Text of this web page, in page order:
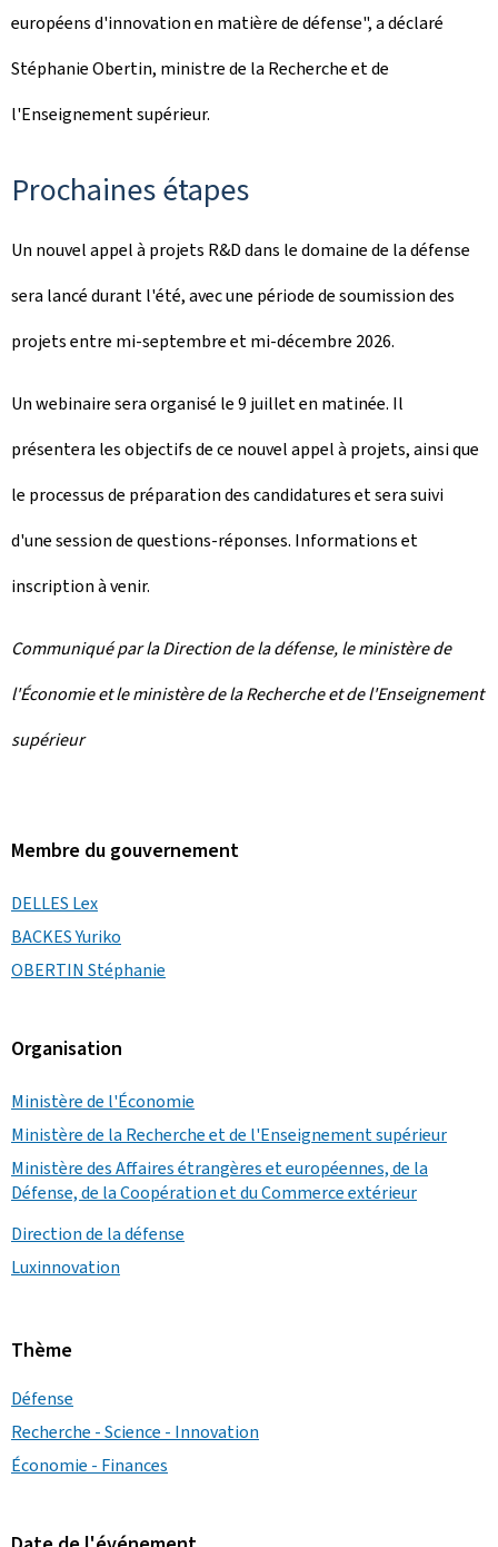
européens d'innovation en matière de défense", a déclaré
Stéphanie Obertin, ministre de la Recherche et de
l'Enseignement supérieur.
Prochaines étapes
Un nouvel appel à projets R&D dans le domaine de la défense
sera lancé durant l'été, avec une période de soumission des
projets entre mi-septembre et mi-décembre 2026.
Un webinaire sera organisé le 9 juillet en matinée. Il
présentera les objectifs de ce nouvel appel à projets, ainsi que
le processus de préparation des candidatures et sera suivi
d'une session de questions-réponses. Informations et
inscription à venir.
Communiqué par la Direction de la défense, le ministère de
l'Économie et le ministère de la Recherche et de l'Enseignement
supérieur
Membre du gouvernement
DELLES Lex
BACKES Yuriko
OBERTIN Stéphanie
Organisation
Ministère de l'Économie
Ministère de la Recherche et de l'Enseignement supérieur
Ministère des Affaires étrangères et européennes, de la
Défense, de la Coopération et du Commerce extérieur
Direction de la défense
Luxinnovation
Thème
Défense
Recherche - Science - Innovation
Économie - Finances